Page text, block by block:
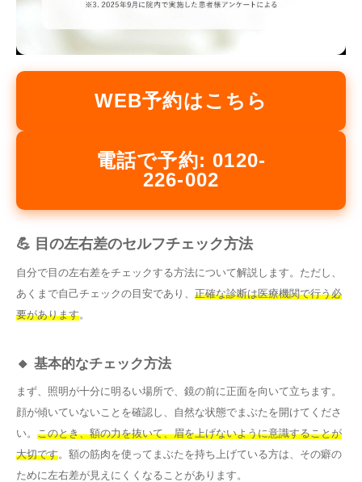
WEB予約はこちら
電話で予約: 0120-
226-002
💪 目の左右差のセルフチェック方法
自分で目の左右差をチェックする方法について解説します。ただし、
あくまで自己チェックの目安であり、 正確な診断は医療機関で行う必
要があります。
🔸 基本的なチェック方法
まず、照明が十分に明るい場所で、鏡の前に正面を向いて立ちます。
顔が傾いていないことを確認し、自然な状態でまぶたを開けてくださ
い。 このとき、額の力を抜いて、眉を上げないように意識することが
大切です。額の筋肉を使ってまぶたを持ち上げている方は、その癖の
ために左右差が見えにくくなることがあります。